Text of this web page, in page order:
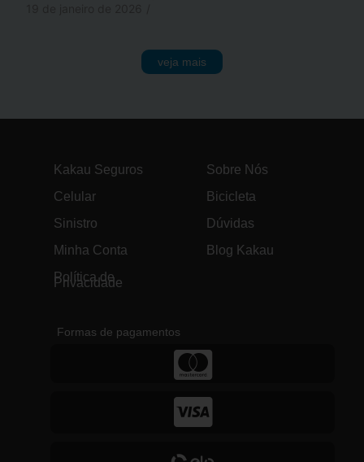
veja mais
Kakau Seguros
Celular
Sinistro
Minha Conta
Política de
Privacidade
Sobre Nós
Bicicleta
Dúvidas
Blog Kakau
Formas de pagamentos